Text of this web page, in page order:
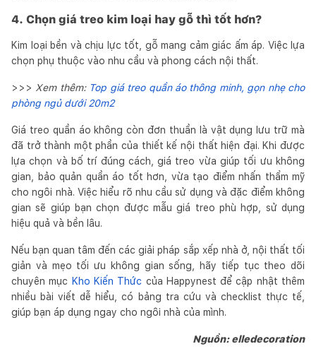
4. Chọn giá treo kim loại hay gỗ thì tốt hơn?
Kim loại bền và chịu lực tốt, gỗ mang cảm giác ấm áp. Việc lựa
chọn phụ thuộc vào nhu cầu và phong cách nội thất.
>>> Xem thêm: Top giá treo quần áo thông minh, gọn nhẹ cho
phòng ngủ dưới 20m2
Giá treo quần áo không còn đơn thuần là vật dụng lưu trữ mà
đã trở thành một phần của thiết kế nội thất hiện đại. Khi được
lựa chọn và bố trí đúng cách, giá treo vừa giúp tối ưu không
gian, bảo quản quần áo tốt hơn, vừa tạo điểm nhấn thẩm mỹ
cho ngôi nhà. Việc hiểu rõ nhu cầu sử dụng và đặc điểm không
gian sẽ giúp bạn chọn được mẫu giá treo phù hợp, sử dụng
hiệu quả và bền lâu.
Nếu bạn quan tâm đến các giải pháp sắp xếp nhà ở, nội thất tối
giản và mẹo tối ưu không gian sống, hãy tiếp tục theo dõi
chuyên mục Kho Kiến Thức của Happynest để cập nhật thêm
nhiều bài viết dễ hiểu, có bảng tra cứu và checklist thực tế,
giúp bạn áp dụng ngay cho ngôi nhà của mình.
Nguồn: elledecoration